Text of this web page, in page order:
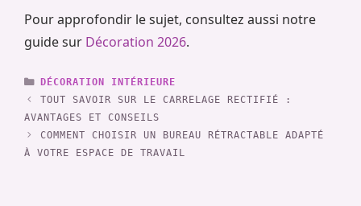
Pour approfondir le sujet, consultez aussi notre
guide sur Décoration 2026.
CATÉGORIES
DÉCORATION INTÉRIEURE
TOUT SAVOIR SUR LE CARRELAGE RECTIFIÉ :
AVANTAGES ET CONSEILS
COMMENT CHOISIR UN BUREAU RÉTRACTABLE ADAPTÉ
À VOTRE ESPACE DE TRAVAIL